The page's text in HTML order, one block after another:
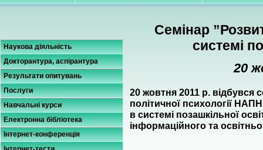
Наукова діяльність
Докторантура, аспірантура
Результати опитувань
Послуги
Навчальні курси
Електронна бібліотека
Інтернет-конференція
Семінар
системі
20
20 жовтня 2011 р. відбувся
політичної психології
в системі позашкільної
інформаційного та